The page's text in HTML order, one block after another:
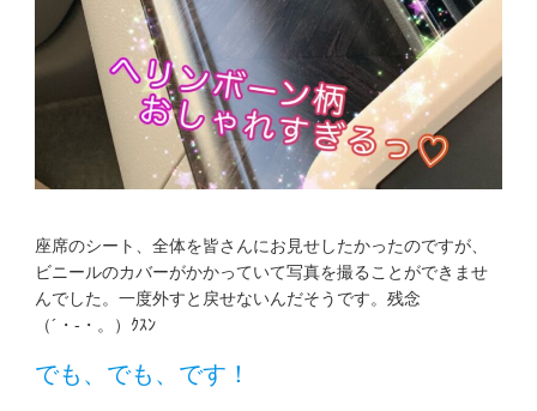
座席のシート、全体を皆さんにお見せしたかったのですが、
ビニールのカバーがかかっていて写真を撮ることができませ
んでした。一度外すと戻せないんだそうです。残念
（´・-・。）ｸｽﾝ
でも、でも、です！